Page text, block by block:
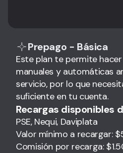
Prepago - Básica
Este plan te permite
manuales y automáticas
servicio, por lo que
suficiente en tu cuenta.
Recargas disponibles
PSE, Nequi, Daviplata
Valor mínimo a recargar:
Comisión por recarga: